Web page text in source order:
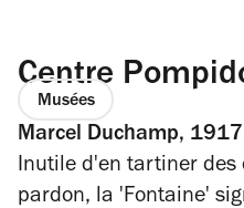
Centre
Musées
Marcel Duchamp, 1917
Inutile d'en tartiner des
pardon, la 'Fontaine'